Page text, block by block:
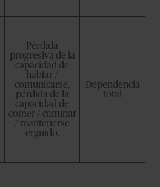
Pérdida
progresiva de la
capacidad de
hablar /
comunicarse,
pérdida de la
capacidad de
comer / caminar
/ mantenerse
erguido.
Dependencia
total